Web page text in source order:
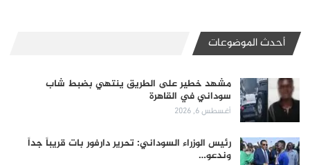
أحدث الموضوعات
مشهد خطير على الطريق ينتهي بضبط شاب
سوداني في القاهرة
أغسطس 6, 2026
رئيس الوزراء السوداني: تحرير دارفور بات قريباً جداً
وندعو…